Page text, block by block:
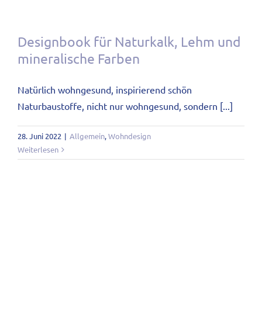
Designbook für Naturkalk, Lehm und
mineralische Farben
Natürlich wohngesund, inspirierend schön
Naturbaustoffe, nicht nur wohngesund, sondern [...]
28. Juni 2022 | Allgemein,Wohndesign
Weiterlesen